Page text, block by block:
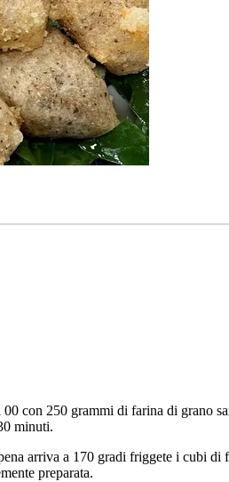
con 250 grammi di farina di grano
minuti.
arriva a 170 gradi friggete i cubi
preparata.